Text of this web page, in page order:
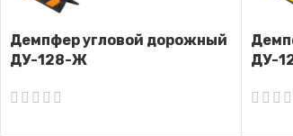
Демпфер угловой дорожный
ДУ-128-Ж
ДУ-